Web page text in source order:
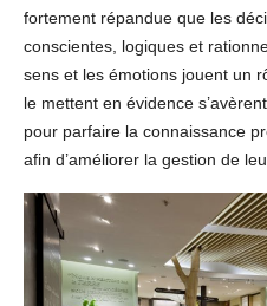
fortement répandue que les
conscientes, logiques et
sens et les émotions jouent un
le mettent en évidence
pour parfaire la connaissance
afin d’améliorer la gestion de